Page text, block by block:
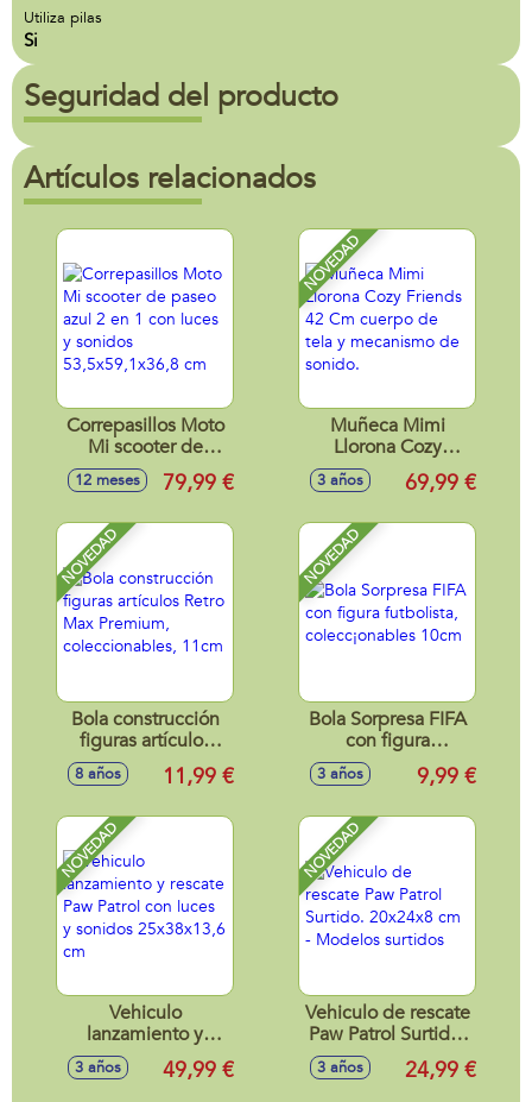
Utiliza pilas
Si
Seguridad del producto
Artículos relacionados
Correpasillos Moto
Mi scooter de
paseo azul 2 en 1
con luces y sonidos
12 meses 79,99 €
NOVEDAD
Muñeca Mimi
Llorona Cozy
Friends 42 Cm
cuerpo de tela y
sonido.
3 años 69,99 €
NOVEDAD
Bola construcción
figuras artículos
Retro Max
Premium,
11cm
8 años 11,99 €
NOVEDAD
Bola Sorpresa FIFA
con figura
futbolista,
colecc¡onables
3 años 9,99 €
NOVEDAD
Vehiculo
lanzamiento y
rescate Paw Patrol
con luces y sonidos
3 años 49,99 €
NOVEDAD
Vehiculo de rescate
Paw Patrol Surtido.
20x24x8 cm -
Modelos surtidos
3 años 24,99 €